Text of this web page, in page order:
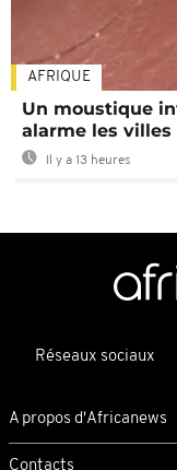
AFRIQUE
Un moustique
alarme les villes
Il y a 13 heures
Réseaux sociaux
A propos d'Africanews
Contacts